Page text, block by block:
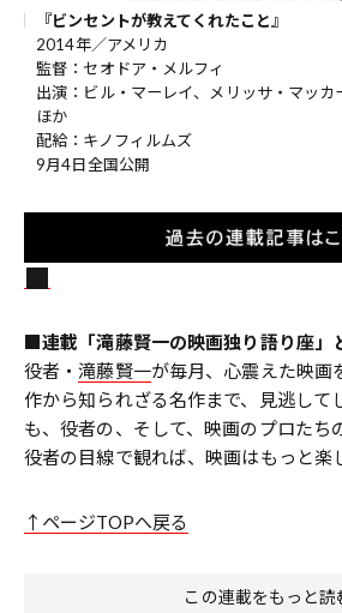
『ビンセントが教えてくれたこと』
2014年／アメリカ
監督：セオドア・メルフィ
出演：ビル・マーレイ、メリッサ・マッ
ほか
配給：キノフィルムズ
9月4日全国公開
■連載「滝藤賢一の映画独り語り座」
役者・滝藤賢一が毎月、心震えた映画
作から知られざる名作まで、見逃して
も、役者の、そして、映画のプロたち
役者の目線で観れば、映画はもっと楽
↑ページTOPへ戻る
この連載をもっと読